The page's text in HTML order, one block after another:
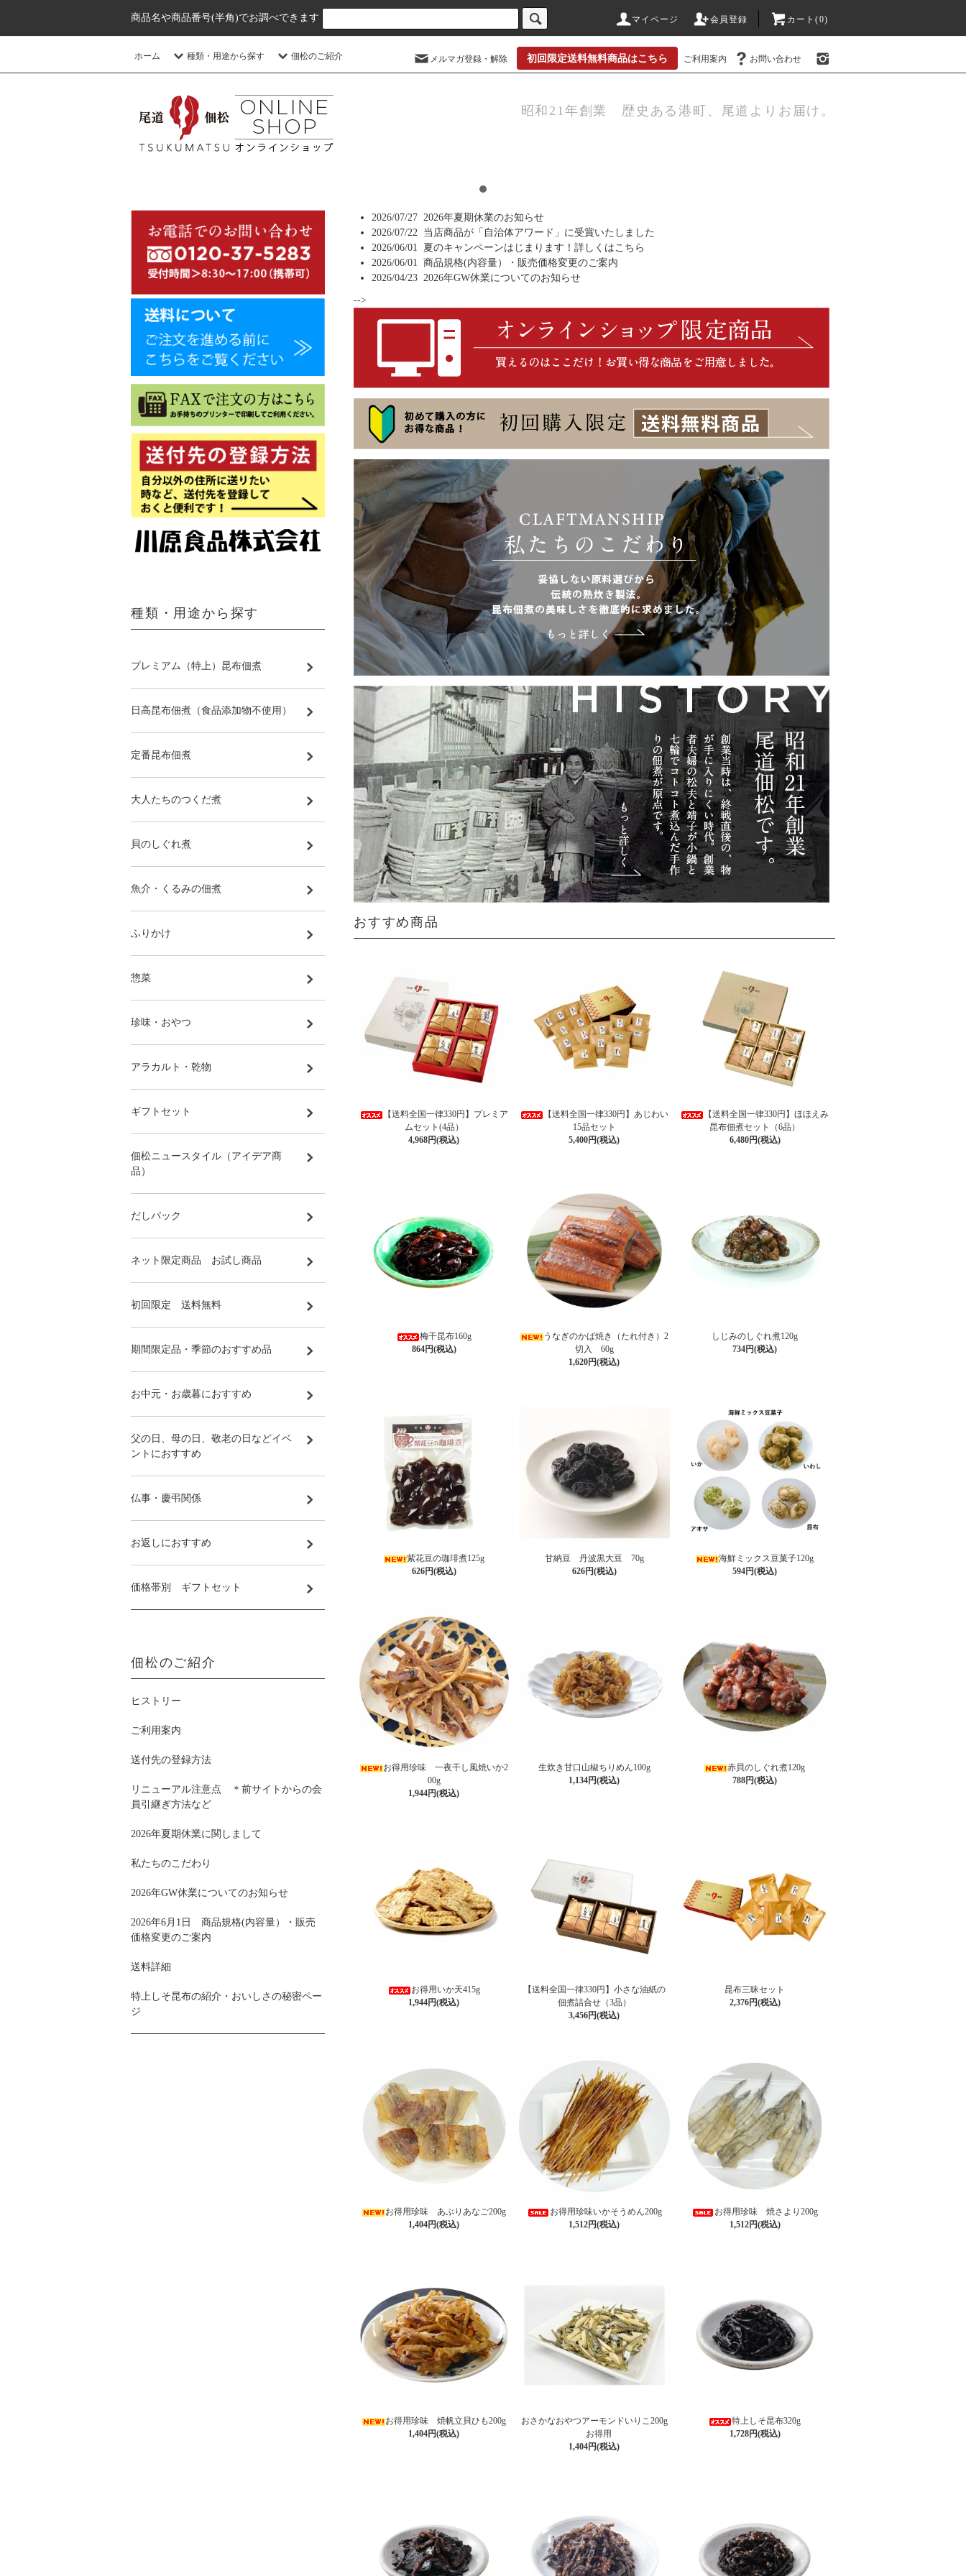
商品名や商品番号(半角)でお調べできます マイページ 会員登録 カート(0)
ホーム 種類・用途から探す 佃松のご紹介 メルマガ登録・解除 初回限定送料無料商品はこちら ご利用案内 お問い合わせ
昭和21年創業 歴史ある港町、尾道よりお届け。
2026/07/27 2026年夏期休業のお知らせ
2026/07/22 当店商品が「自治体アワード」に受賞いたしました
2026/06/01 夏のキャンペーンはじまります！詳しくはこちら
2026/06/01 商品規格(内容量）・販売価格変更のご案内
2026/04/23 2026年GW休業についてのお知らせ
-->
おすすめ商品
【送料全国一律330円】プレミア
ムセット(4品）
4,968円(税込)
【送料全国一律330円】あじわい
15品セット
5,400円(税込)
【送料全国一律330円】ほほえみ
昆布佃煮セット（6品）
6,480円(税込)
梅干昆布160g
864円(税込)
うなぎのかば焼き（たれ付き）2
切入 60g
1,620円(税込)
しじみのしぐれ煮120g
734円(税込)
紫花豆の珈琲煮125g
626円(税込)
甘納豆 丹波黒大豆 70g
626円(税込)
海鮮ミックス豆菓子120g
594円(税込)
お得用珍味 一夜干し風焼いか2
00g
1,944円(税込)
生炊き甘口山椒ちりめん100g
1,134円(税込)
赤貝のしぐれ煮120g
788円(税込)
お得用いか天415g
1,944円(税込)
【送料全国一律330円】小さな油紙の
佃煮詰合せ（3品）
3,456円(税込)
昆布三昧セット
2,376円(税込)
お得用珍味 あぶりあなご200g
1,404円(税込)
お得用珍味いかそうめん200g
1,512円(税込)
お得用珍味 焼さより200g
1,512円(税込)
お得用珍味 焼帆立貝ひも200g
1,404円(税込)
おさかなおやつアーモンドいりこ200g
お得用
1,404円(税込)
特上しそ昆布320g
1,728円(税込)
種類・用途から探す
プレミアム（特上）昆布佃煮
日高昆布佃煮（食品添加物不使用）
定番昆布佃煮
大人たちのつくだ煮
貝のしぐれ煮
魚介・くるみの佃煮
ふりかけ
惣菜
珍味・おやつ
アラカルト・乾物
ギフトセット
佃松ニュースタイル（アイデア商
品）
だしパック
ネット限定商品 お試し商品
初回限定 送料無料
期間限定品・季節のおすすめ品
お中元・お歳暮におすすめ
父の日、母の日、敬老の日などイベ
ントにおすすめ
仏事・慶弔関係
お返しにおすすめ
価格帯別 ギフトセット
佃松のご紹介
ヒストリー
ご利用案内
送付先の登録方法
リニューアル注意点 ＊前サイトからの会
員引継ぎ方法など
2026年夏期休業に関しまして
私たちのこだわり
2026年GW休業についてのお知らせ
2026年6月1日 商品規格(内容量）・販売
価格変更のご案内
送料詳細
特上しそ昆布の紹介・おいしさの秘密ペー
ジ